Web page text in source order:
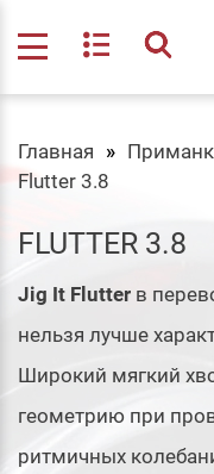
Главная
Flutter 3.8
FLUTTER 3.8
Jig It Flutter в
нельзя лучше
Широкий мягкий
геометрию при
ритмичных